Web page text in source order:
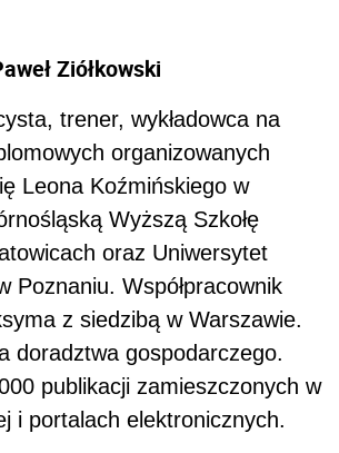
Ziółkowski
trener, wykładowca na
organizowanych
Leona Koźmińskiego w
Wyższą Szkołę
oraz Uniwersytet
Poznaniu. Współpracownik
z siedzibą w Warszawie.
doradztwa gospodarczego.
publikacji zamieszczonych w
i portalach elektronicznych.